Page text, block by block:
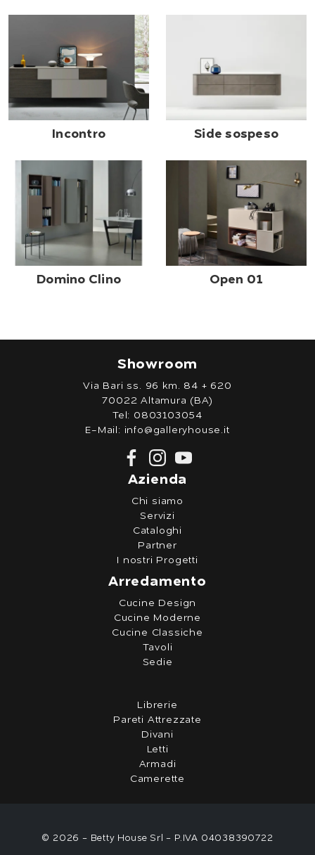
Incontro Side sospeso
Domino Clino Open 01
Showroom
Via Bari ss. 96 km. 84 + 620
70022 Altamura (BA)
Tel: 0803103054
E-Mail: info@galleryhouse.it
Azienda
Chi siamo
Servizi
Cataloghi
Partner
I nostri Progetti
Arredamento
Cucine Design
Cucine Moderne
Cucine Classiche
Tavoli
Sedie
Librerie
Pareti Attrezzate
Divani
Letti
Armadi
Camerette
© 2026 - Betty House Srl - P.IVA 04038390722